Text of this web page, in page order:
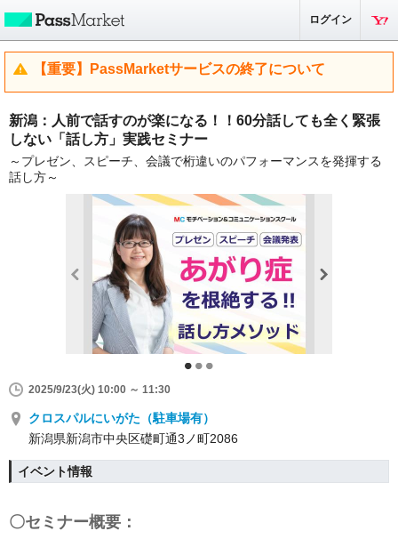
ログイン
【重要】PassMarketサービスの終了について
新潟：人前で話すのが楽になる！！60分話しても全く緊張
しない「話し方」実践セミナー
～プレゼン、スピーチ、会議で桁違いのパフォーマンスを発揮する
話し方～
2025/9/23(火) 10:00 ～ 11:30
クロスパルにいがた（駐車場有）
新潟県新潟市中央区礎町通3ノ町2086
イベント情報
〇セミナー概要：